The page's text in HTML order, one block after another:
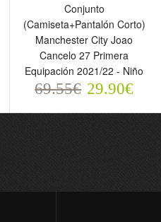
(Camiseta+Pantalón Corto)
Cancelo 27 Primera
Conjunto
(Camiseta+Pantalón Corto)
Manchester City Joao
Cancelo 27 Primera
Equipación 2021/22 - Niño
69.55€ 29.90€